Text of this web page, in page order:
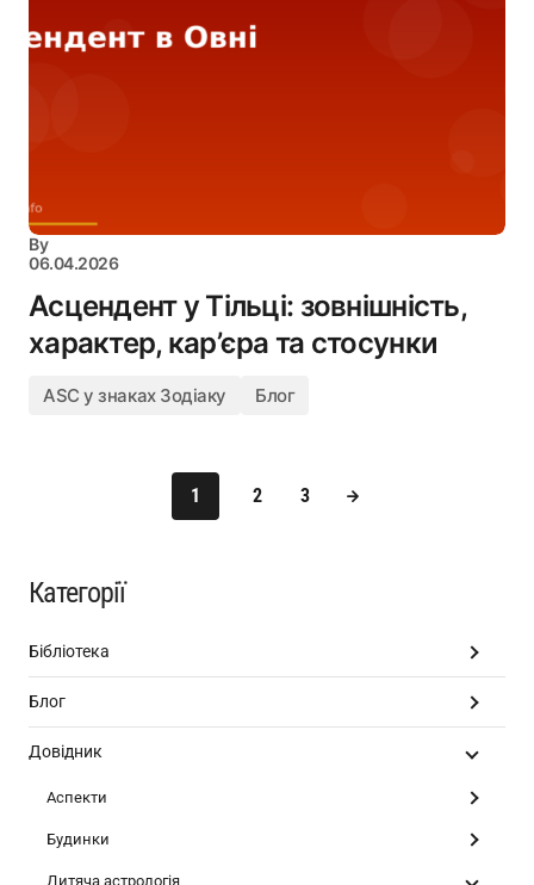
By
06.04.2026
Асцендент у Тільці: зовнішність,
характер, кар’єра та стосунки
ASC у знаках Зодіаку Блог
1 2 3
Категорії
Бібліотека
Блог
Довідник
Аспекти
Будинки
Дитяча астрологія